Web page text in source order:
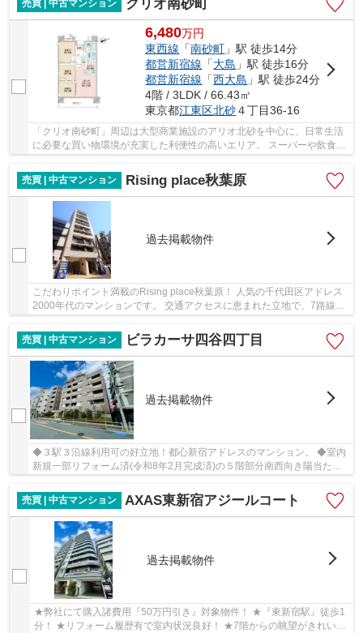
売買 | 中古マンション クリオ南砂町
6,480万円
東西線 「南砂町 」駅 徒歩14分
都営新宿線 「大島 」駅 徒歩16分
都営新宿線 「西大島 」駅 徒歩24分
4階 / 3LDK / 66.43㎡
東京都江東区北砂４丁目36-16
「クリオ南砂町」周辺は大型商業施設のアリオ北砂を中心に、日常生活
に必要な買い物環境が充実した利便性の高いエリア。 スーパーや飲食
店、生活関連施設が徒歩圏に揃い、忙しい毎日で...
売買 | 中古マンション
Rising place秋葉原
過去掲載物件
こだわりポイント満載のRising place秋葉原！ 人気の千代田区アドレス
2000年代のマンションです。 交通アクセスに恵まれた立地で、7路線利
用可能な好立地の物件です。 JR山手線「秋葉...
売買 | 中古マンション
ビラカーサ四谷四丁目
過去掲載物件
◆３駅３沿線利用可の好立地！都心新宿アドレスのマンション。 ◆室内
新規一部リフォーム済(令和8年2月完成済)の５階部分南西向き陽当たり
売買 | 中古マンション
AXAS東新宿アジールコート
過去掲載物件
★弊社にて購入諸費用『50万円引き』対象物件！ ★『東新宿駅』徒歩1
分！ ★リフォーム履歴有で室内状況良好！ ★7階からの眺望がきれいで